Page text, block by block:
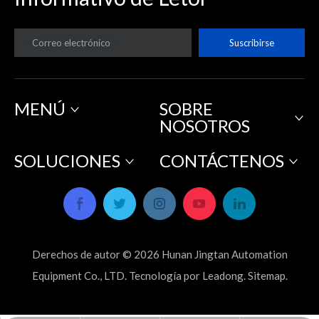
Correo electrónico Suscribirse
MENÚ
SOBRE
NOSOTROS
SOLUCIONES
CONTÁCTENOS
Derechos de autor © 2026 Hunan Jingtan Automation
Equipment Co., LTD. Tecnología por Leadong.Sitemap.